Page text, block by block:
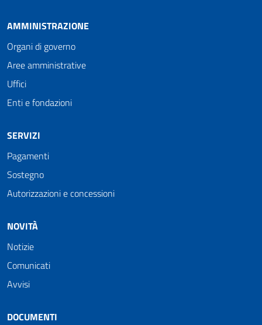
AMMINISTRAZIONE
Organi di governo
Aree amministrative
Uffici
Enti e fondazioni
SERVIZI
Pagamenti
Sostegno
Autorizzazioni e concessioni
NOVITÀ
Notizie
Comunicati
Avvisi
DOCUMENTI